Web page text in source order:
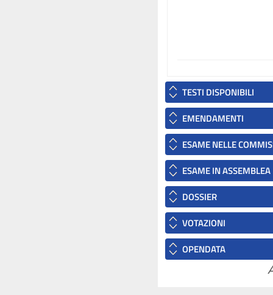
TESTI DISPONIBILI
EMENDAMENTI
ESAME NELLE
ESAME IN ASSEMBLEA
DOSSIER
VOTAZIONI
OPENDATA